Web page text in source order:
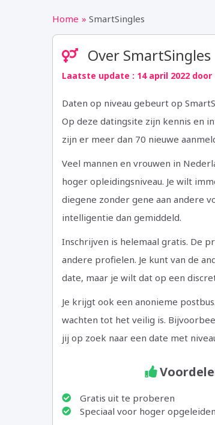
Home SmartSingles
Over SmartSingles
Laatste update : 14 april 2022 door
Daten op niveau gebeurt op
Op deze datingsite zijn kennis en
zijn er meer dan 70 nieuwe
Veel mannen en vrouwen in
hoger opleidingsniveau. Je wilt
diegene zonder gene aan andere
intelligentie dan gemiddeld.
Inschrijven is helemaal gratis. De
andere profielen. Je kunt van de
date, maar je wilt dat op een
Je krijgt ook een anonieme
wachten tot het veilig is.
jij op zoek naar een date met
Reviewed
Item:
4
https://datingsite.nl/wp-
content/uploads/2018/08/
Elise
2018-
08-
Gratis uit te proberen
Speciaal voor hoger